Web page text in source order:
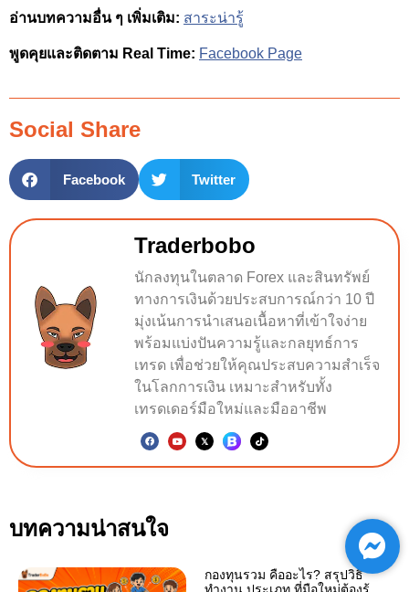
อ่านบทความอื่น ๆ เพิ่มเติม: สาระน่ารู้
พูดคุยและติดตาม Real Time: Facebook Page
Social Share
Facebook Twitter
Traderbobo
นักลงทุนในตลาด Forex และสินทรัพย์
ทางการเงินด้วยประสบการณ์กว่า 10 ปี
มุ่งเน้นการนำเสนอเนื้อหาที่เข้าใจง่าย
พร้อมแบ่งปันความรู้และกลยุทธ์การ
เทรด เพื่อช่วยให้คุณประสบความสำเร็จ
ในโลกการเงิน เหมาะสำหรับทั้ง
เทรดเดอร์มือใหม่และมืออาชีพ
บทความน่าสนใจ
กองทุนรวม คืออะไร? สรุปวิธี